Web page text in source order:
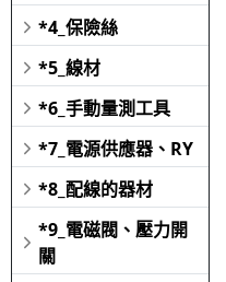
*4_保險絲
*5_線材
*6_手動量測工具
*7_電源供應器、RY
*8_配線的器材
*9_電磁閥、壓力開
關